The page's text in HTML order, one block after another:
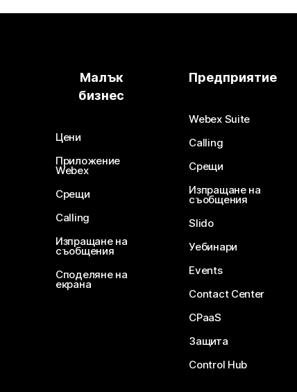
Малък
бизнес
Цени
Приложение
Webex
Срещи
Calling
Изпращане на
съобщения
Споделяне на
екрана
Предприятие
Webex Suite
Calling
Срещи
Изпращане на
съобщения
Slido
Уебинари
Events
Contact Center
CPaaS
Защита
Control Hub